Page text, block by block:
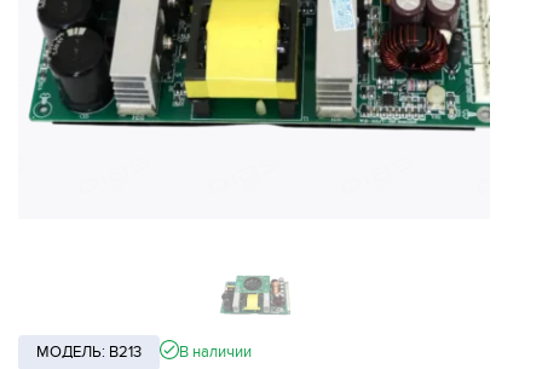
МОДЕЛЬ: B213 В наличии